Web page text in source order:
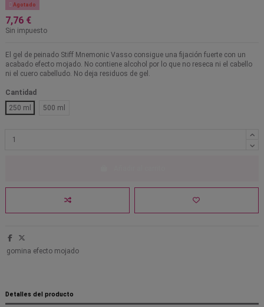
 Agotado
7,76 €
Sin impuesto
El gel de peinado Stiff Mnemonic Vasso consigue una fijación fuerte con un
acabado efecto mojado. No contiene alcohol por lo que no reseca ni el cabello
ni el cuero cabelludo. No deja residuos de gel.
Cantidad
250 ml
500 ml
gomina efecto mojado
Detalles del producto